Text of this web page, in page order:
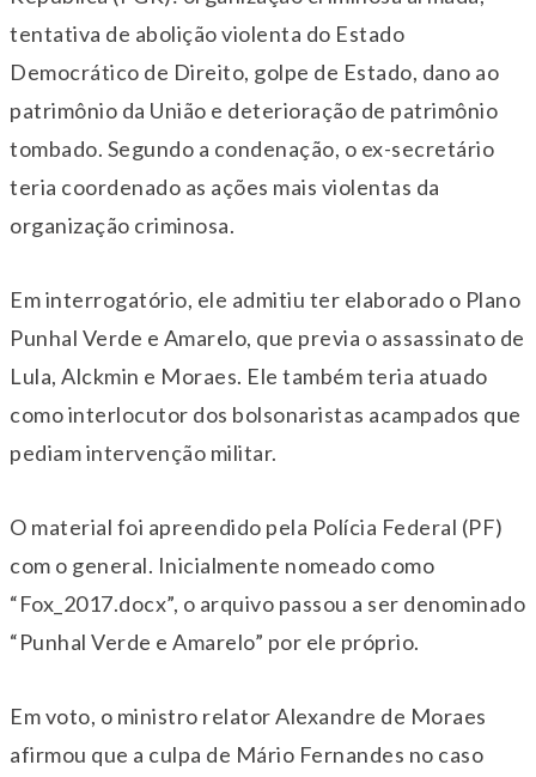
tentativa de abolição violenta do Estado
Democrático de Direito, golpe de Estado, dano ao
patrimônio da União e deterioração de patrimônio
tombado. Segundo a condenação, o ex-secretário
teria coordenado as ações mais violentas da
organização criminosa.
Em interrogatório, ele admitiu ter elaborado o Plano
Punhal Verde e Amarelo, que previa o assassinato de
Lula, Alckmin e Moraes. Ele também teria atuado
como interlocutor dos bolsonaristas acampados que
pediam intervenção militar.
O material foi apreendido pela Polícia Federal (PF)
com o general. Inicialmente nomeado como
“Fox_2017.docx”, o arquivo passou a ser denominado
“Punhal Verde e Amarelo” por ele próprio.
Em voto, o ministro relator Alexandre de Moraes
afirmou que a culpa de Mário Fernandes no caso